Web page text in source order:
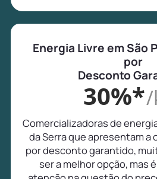
Energia Livre em São
por
Desconto
30%*/
Comercializadoras de
da Serra que apresentam
por desconto garantido,
ser a melhor opção, mas